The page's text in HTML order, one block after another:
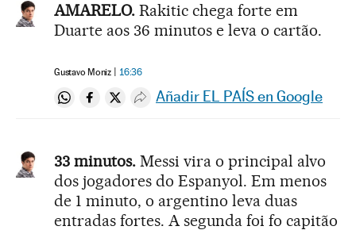
AMARELO. Rakitic chega forte em
Duarte aos 36 minutos e leva o cartão.
Gustavo Moniz 16:36
Compartir en Whatsapp
Compartir en Facebook
Compartir en Twitter
Desplegar Redes Sociales
Añadir EL PAÍS en Google
33 minutos. Messi vira o principal alvo
dos jogadores do Espanyol. Em menos
de 1 minuto, o argentino leva duas
entradas fortes. A segunda foi fo capitão